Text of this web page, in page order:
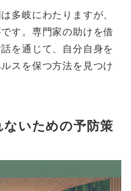
多岐にわたりますが、
す。専門家の助けを借
を通じて、自分自身を
スを保つ方法を見つけ
いための予防策